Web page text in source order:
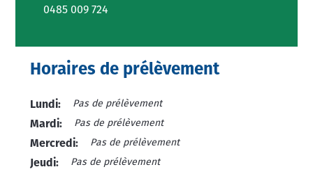
0485 009 724
Horaires de prélèvement
Lundi: Pas de prélèvement
Mardi: Pas de prélèvement
Mercredi: Pas de prélèvement
Jeudi: Pas de prélèvement